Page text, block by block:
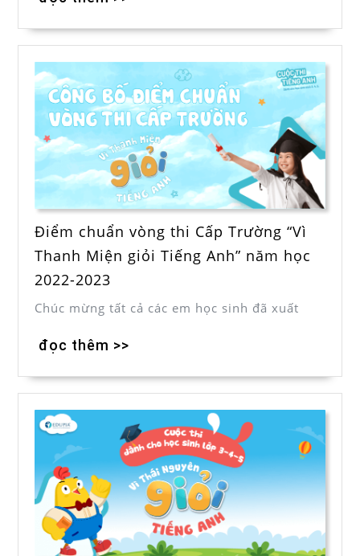
Điểm chuẩn vòng thi Cấp Trường “Vì
Thanh Miện giỏi Tiếng Anh” năm học
2022-2023
Chúc mừng tất cả các em học sinh đã xuất
đọc thêm >>